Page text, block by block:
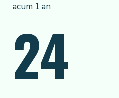
acum 1 an
24